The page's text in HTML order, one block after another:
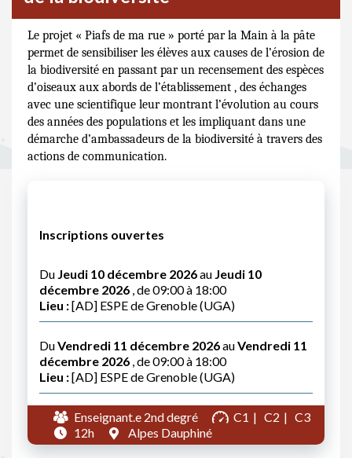
Le projet « Piafs de ma rue » porté par la Main à la pâte
permet de sensibiliser les élèves aux causes de l’érosion de
la biodiversité en passant par un recensement des espèces
d’oiseaux aux abords de l’établissement , des échanges
avec une scientifique leur montrant l’évolution au cours
des années des populations et les impliquant dans une
démarche d’ambassadeurs de la biodiversité à travers des
actions de communication.
Inscriptions ouvertes
Du Jeudi 10 décembre 2026au Jeudi 10
décembre 2026 , de 09:00 à 18:00
Lieu :[AD] ESPE de Grenoble (UGA)
DuVendredi 11 décembre 2026auVendredi 11
décembre 2026 , de 09:00 à 18:00
Lieu :[AD] ESPE de Grenoble (UGA)
Enseignant.e 2nd degré C1 C2
C3
12h
Alpes Dauphiné